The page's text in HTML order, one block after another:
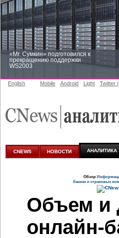
«Mr. Сумкин» подготовился к
прекращению поддержки
WS2003
аналитике
English Mobile Android Light Twitter
CNEWS НОВОСТИ АНАЛИТИКА
Обзор
банках и страховых
Объем и
онлайн-